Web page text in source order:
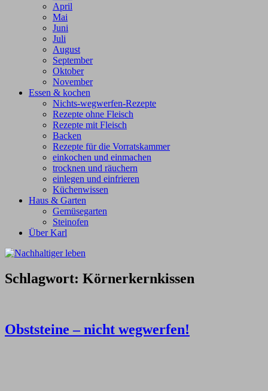
April
Mai
Juni
Juli
August
September
Oktober
November
Essen & kochen
Nichts-wegwerfen-Rezepte
Rezepte ohne Fleisch
Rezepte mit Fleisch
Backen
Rezepte für die Vorratskammer
einkochen und einmachen
trocknen und räuchern
einlegen und einfrieren
Küchenwissen
Haus & Garten
Gemüsegarten
Steinofen
Über Karl
Schlagwort: Körnerkernkissen
Obststeine – nicht wegwerfen!